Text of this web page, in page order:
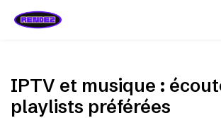
IPTV et musique :
playlists préférées